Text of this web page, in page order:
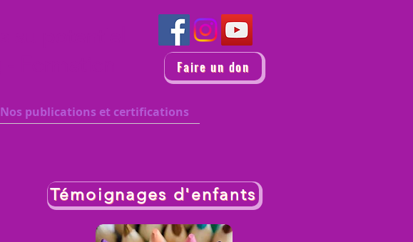
Faire un don
Nos publications et certifications
Témoignages d'enfants